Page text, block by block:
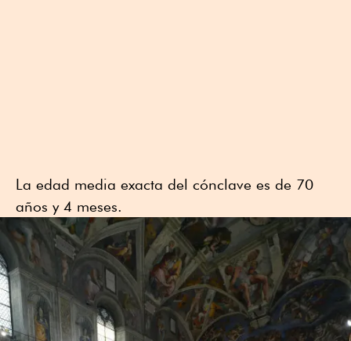
La edad media exacta del cónclave es de 70
años y 4 meses.